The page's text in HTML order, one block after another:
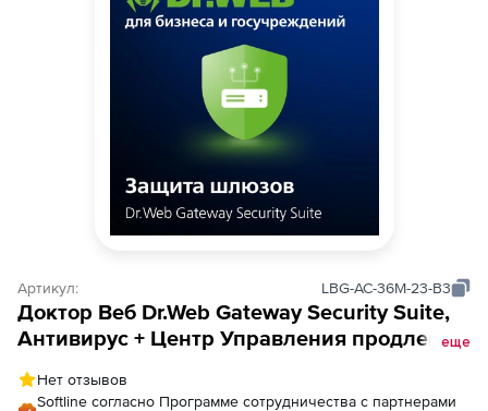
Артикул: LBG-AC-36M-23-B3
Доктор Веб Dr.Web Gateway Security Suite,
Антивирус + Центр Управления продление
еще
Нет отзывов
Softline согласно Программе сотрудничества с партнерами